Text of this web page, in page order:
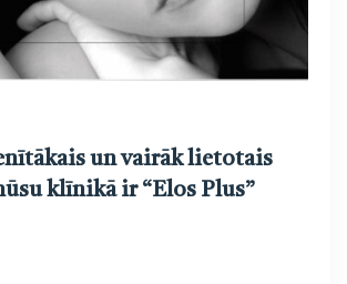
un vairāk lietotais
klīnikā ir “Elos Plus”